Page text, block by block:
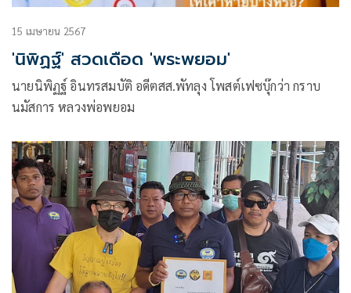
15 เมษายน 2567
'นิพิฏฐ์' สวดเดือด 'พระพยอม'
นายนิพิฏฐ์ อินทรสมบัติ อดีตสส.พัทลุง โพสต์เฟซบุ๊กว่า กราบ
นมัสการ หลวงพ่อพยอม